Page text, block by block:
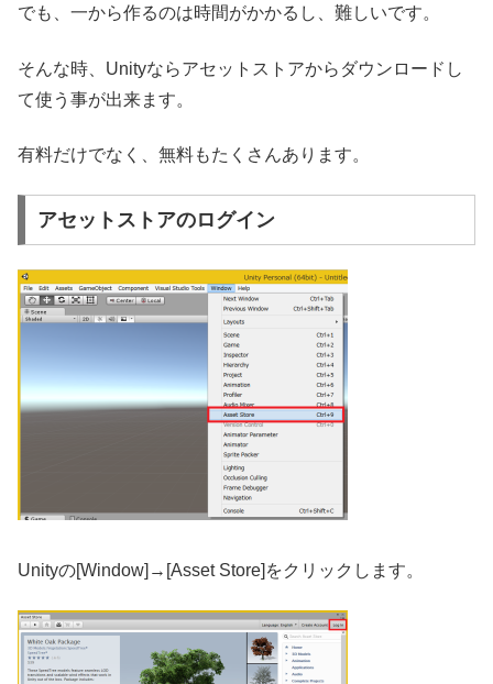
でも、一から作るのは時間がかかるし、難しいです。
そんな時、Unityならアセットストアからダウンロードし
て使う事が出来ます。
有料だけでなく、無料もたくさんあります。
アセットストアのログイン
Unityの[Window]→[Asset Store]をクリックします。